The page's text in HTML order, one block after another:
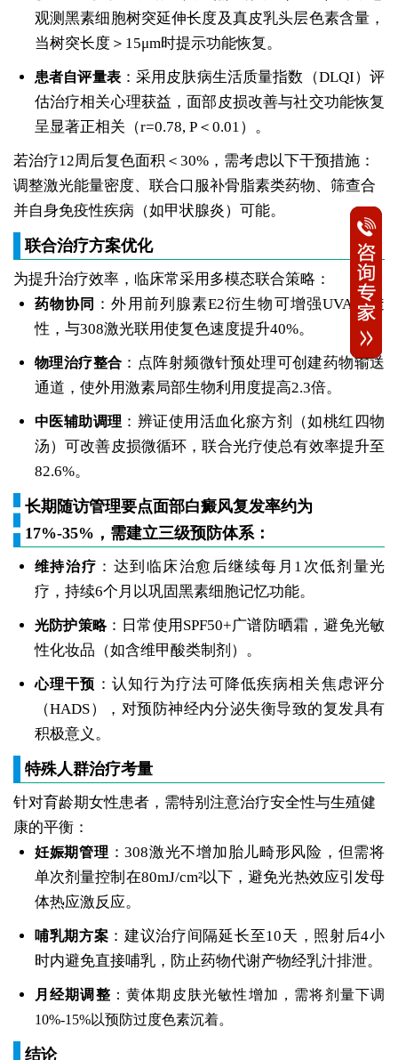
观测黑素细胞树突延伸长度及真皮乳头层色素含量，
当树突长度＞15μm时提示功能恢复。
患者自评量表：采用皮肤病生活质量指数（DLQI）评
估治疗相关心理获益，面部皮损改善与社交功能恢复
呈显著正相关（r=0.78, P＜0.01）。
若治疗12周后复色面积＜30%，需考虑以下干预措施：
调整激光能量密度、联合口服补骨脂素类药物、筛查合
并自身免疫性疾病（如甲状腺炎）可能。
联合治疗方案优化
为提升治疗效率，临床常采用多模态联合策略：
药物协同
：外用前列腺素E2衍生物可增强UVA穿透
性，与308激光联用使复色速度提升40%。
物理治疗整合 ：点阵射频微针预处理可创建药物输送
通道，使外用激素局部生物利用度提高2.3倍。
中医辅助调理 ：辨证使用活血化瘀方剂（如桃红四物
汤）可改善皮损微循环，联合光疗使总有效率提升至
82.6%。
长期随访管理要点面部白癜风复发率约为
17%-35%，需建立三级预防体系：
维持治疗 ：达到临床治愈后继续每月1次低剂量光
疗，持续6个月以巩固黑素细胞记忆功能。
光防护策略：日常使用SPF50+广谱防晒霜，避免光敏
性化妆品（如含维甲酸类制剂）。
心理干预 ：认知行为疗法可降低疾病相关焦虑评分
（HADS），对预防神经内分泌失衡导致的复发具有
积极意义。
特殊人群治疗考量
针对育龄期女性患者，需特别注意治疗安全性与生殖健
康的平衡：
妊娠期管理 ：308激光不增加胎儿畸形风险，但需将
单次剂量控制在80mJ/cm²以下，避免光热效应引发母
体热应激反应。
哺乳期方案 ：建议治疗间隔延长至10天，照射后4小
时内避免直接哺乳，防止药物代谢产物经乳汁排泄。
月经期调整 ：黄体期皮肤光敏性增加，需将剂量下调
10%-15%以预防过度色素沉着。
结论